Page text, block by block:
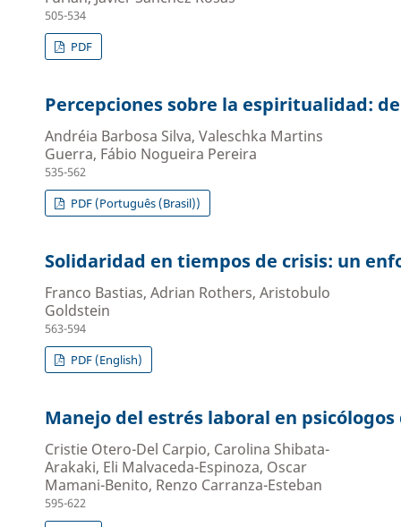
505-534
PDF
Percepciones sobre la espiritualidad:
Andréia Barbosa Silva, Valeschka Martins
Guerra, Fábio Nogueira Pereira
535-562
PDF (Português (Brasil))
Solidaridad en tiempos de crisis: un
Franco Bastias, Adrian Rothers, Aristobulo
Goldstein
563-594
PDF (English)
Manejo del estrés laboral en
Cristie Otero-Del Carpio, Carolina Shibata-
Arakaki, Eli Malvaceda-Espinoza, Oscar
Mamani-Benito, Renzo Carranza-Esteban
595-622